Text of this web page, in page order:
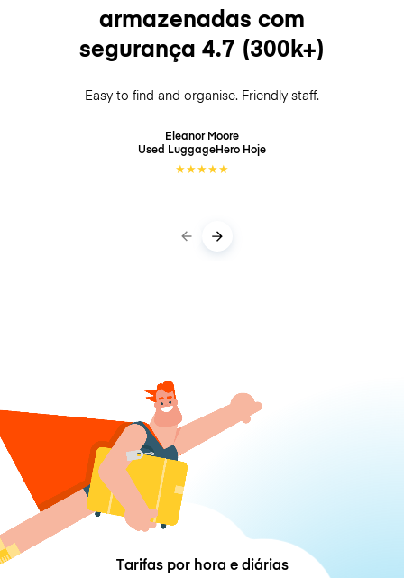
armazenadas com
segurança 4.7 (300k+)
Easy to find and organise. Friendly staff.
Eleanor Moore
Used LuggageHero Hoje
★★★★★
Tarifas por hora e diárias